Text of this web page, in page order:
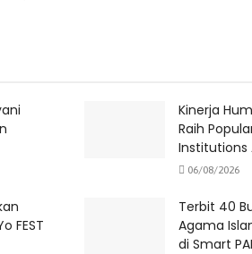
Kinerja
Raih
Institutions
06/08/2026
FEST
Terbit 40
Agama
di Smart PAI